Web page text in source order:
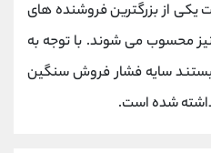
یکی از بزرگترین فروشنده‌ های
نیز محسوب می شوند. با توجه به
سایه فشار فروش سنگین
شده است.